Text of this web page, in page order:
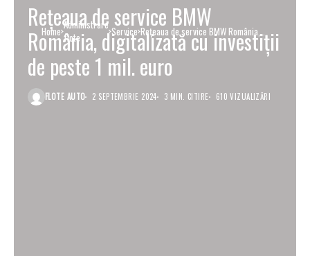
Home Administrare
flote
Service Rețeaua de service BMW România,
digitalizată cu investiții de peste 1 mil. euro
Rețeaua de service BMW
România, digitalizată cu investiții
de peste 1 mil. euro
FLOTE AUTO 2 SEPTEMBRIE 2024 3 MIN. CITIRE 610 VIZUALIZĂRI